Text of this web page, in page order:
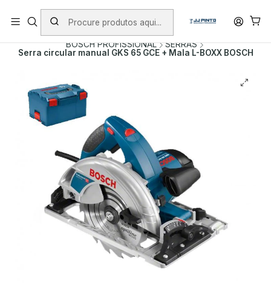
PORTES INCLUÍDOS EM ENCOMENDAS +75€ (excepto ilhas)
Início PRODUTOS
FERRAMENTAS COM FIO
BOSCH PROFISSIONAL
SERRAS
Serra circular manual GKS 65 GCE + Mala L-BOXX BOSCH